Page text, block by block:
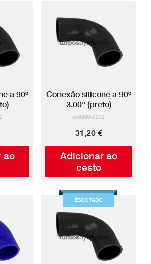
ao
a 90º
Adicionar ao
cesto
Conexâo silicone a 90º
3.00" (preto)
553300-0052
31,20 €
ESGOTADO